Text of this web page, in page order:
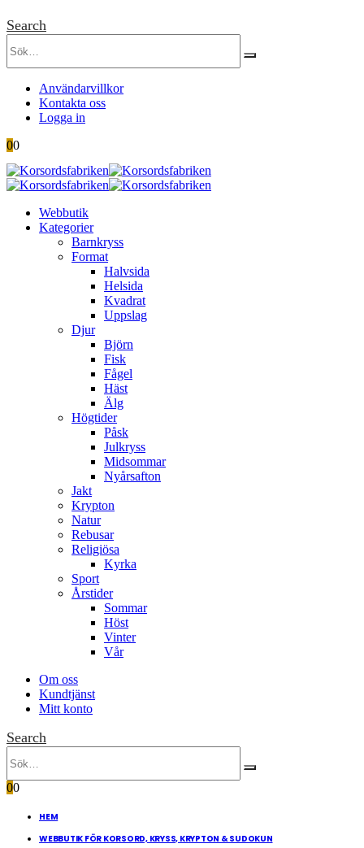
Search
Användarvillkor
Kontakta oss
Logga in
00
Webbutik
Kategorier
Barnkryss
Format
Halvsida
Helsida
Kvadrat
Uppslag
Djur
Björn
Fisk
Fågel
Häst
Älg
Högtider
Påsk
Julkryss
Midsommar
Nyårsafton
Jakt
Krypton
Natur
Rebusar
Religiösa
Kyrka
Sport
Årstider
Sommar
Höst
Vinter
Vår
Om oss
Kundtjänst
Mitt konto
Search
00
HEM
WEBBUTIK FÖR KORSORD, KRYSS, KRYPTON & SUDOKUN